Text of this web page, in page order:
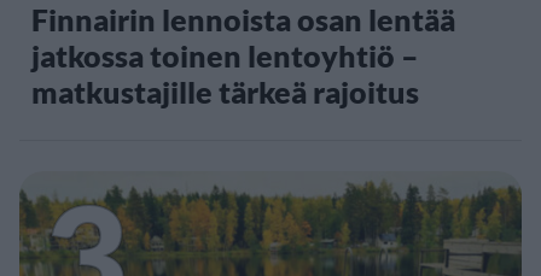
Finnairin lennoista osan lentää
jatkossa toinen lentoyhtiö –
matkustajille tärkeä rajoitus